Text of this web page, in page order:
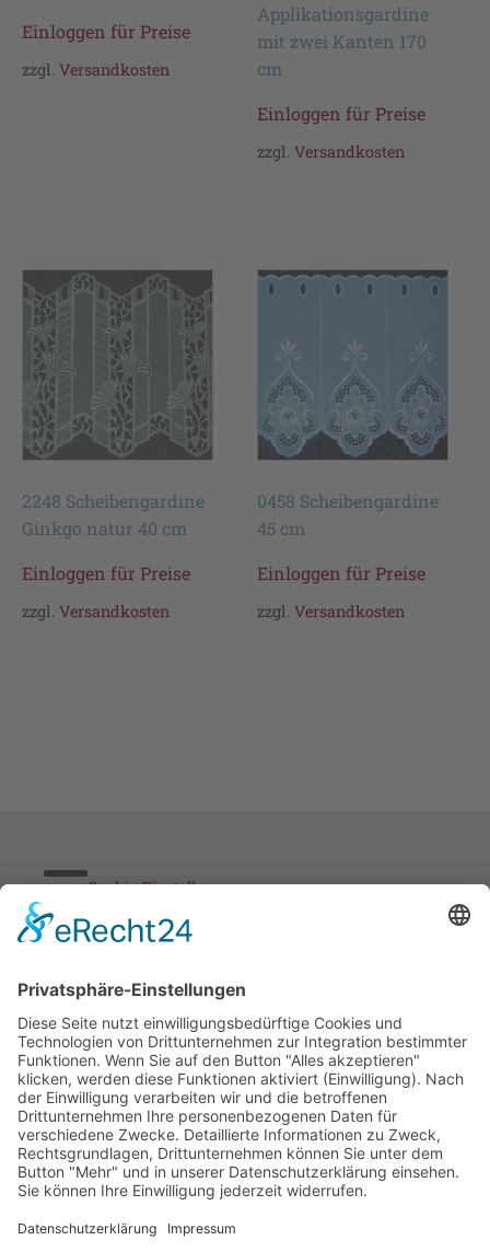
Einloggen für Preise
zzgl. Versandkosten
Applikationsgardine
mit zwei Kanten 170
cm
Einloggen für Preise
zzgl.Versandkosten
2248 Scheibengardine
Ginkgo natur 40 cm
Einloggen für Preise
zzgl. Versandkosten
0458 Scheibengardine
45 cm
Einloggen für Preise
zzgl.Versandkosten
Cookie-Einstellungen
Stickereien & Textilien GmbH| Alle Rechte vorbehalten